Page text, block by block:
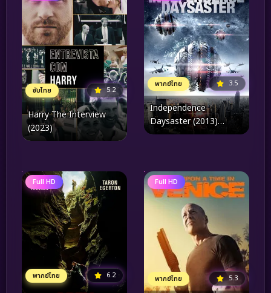
ซับไทย 5.2
Harry The Interview
(2023)
พากย์ไทย 3.5
Independence
Daysaster (2013)
สงครามจักรกลถล่มโลก
Full HD
พากย์ไทย 6.2
Full HD
พากย์ไทย 5.3